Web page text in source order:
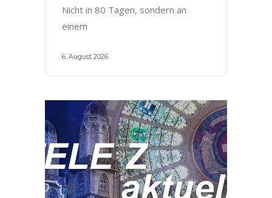
Nicht in 80 Tagen, sondern an
einem
6. August 2026